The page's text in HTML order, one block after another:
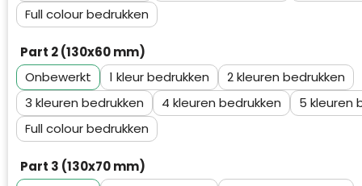
Parker
Waterman
Full colour
Part 2 (130x60 mm)
Onbewerkt
1
2
3
4
5
Full colour
Part 3 (130x70 mm)